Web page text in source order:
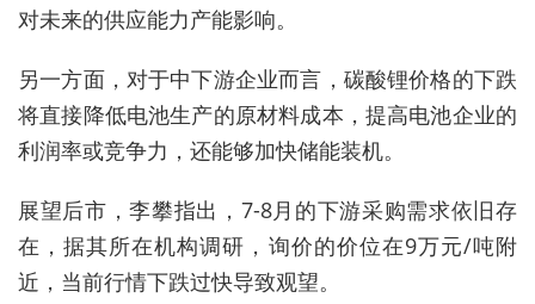
对未来的供应能力产能影响。
另一方面，对于中下游企业而言，碳酸锂价格的下跌
将直接降低电池生产的原材料成本，提高电池企业的
利润率或竞争力，还能够加快储能装机。
展望后市，李攀指出，7-8月的下游采购需求依旧存
在，据其所在机构调研，询价的价位在9万元/吨附
近，当前行情下跌过快导致观望。